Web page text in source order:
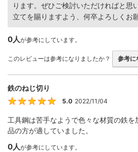
ります。ぜひご検討いただければと思
立てを賜りますよう、何卒よろしくお
0人が参考にしています。
このレビューは参考になりましたか？ 参考に
鉄のねじ切り
5
5.0 2022/11/04
工具鋼は苦手なようで色々な材質の鉄を
品の方が適していました。
0人が参考にしています。